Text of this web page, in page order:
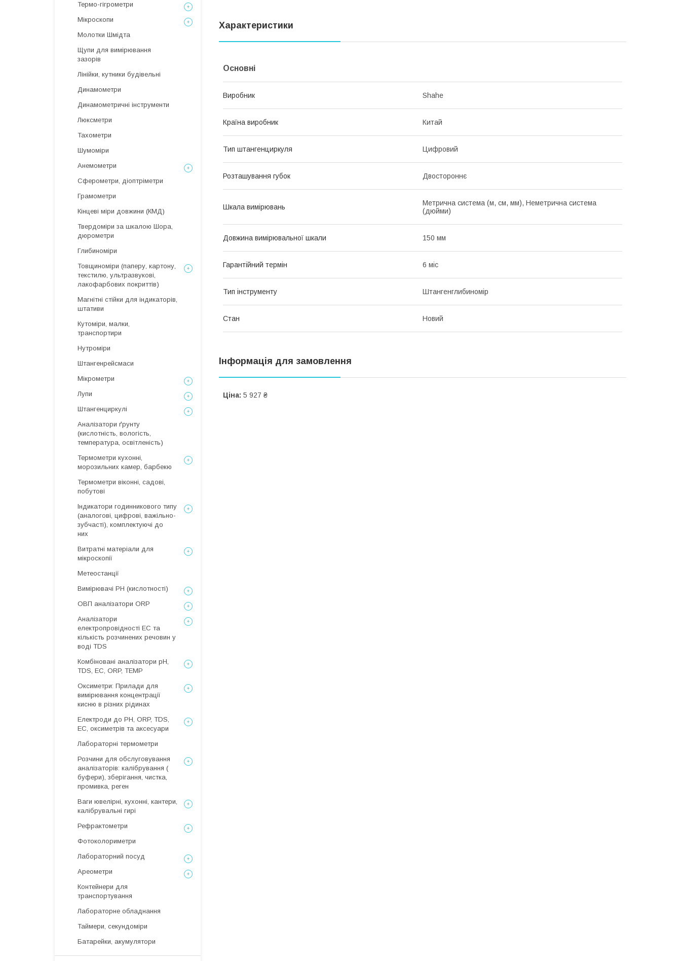
Характеристики
Основні
Виробник Shahe
Країна виробник Китай
Тип штангенциркуля Цифровий
Розташування губок Двостороннє
Шкала вимірювань
Метрична система (м, см, мм), Неметрична система
(дюйми)
Довжина вимірювальної шкали 150 мм
Гарантійний термін 6 міс
Тип інструменту Штангенглибиномір
Стан Новий
Інформація для замовлення
Ціна: 5 927 ₴
Термо-гігрометри
Мікроскопи
Молотки Шмідта
Щупи для вимірювання
зазорів
Лінійки, кутники будівельні
Динамометри
Динамометричні інструменти
Люксметри
Тахометри
Шумоміри
Анемометри
Сферометри, діоптріметри
Грамометри
Кінцеві міри довжини (КМД)
Твердоміри за шкалою Шора,
дюрометри
Глибиноміри
Товщиноміри (паперу, картону,
текстилю, ультразвукові,
лакофарбових покриттів)
Магнітні стійки для індикаторів,
штативи
Кутоміри, малки,
транспортири
Нутроміри
Штангенрейсмаси
Мікрометри
Лупи
Штангенциркулі
Аналізатори ґрунту
(кислотність, вологість,
температура, освітленість)
Термометри кухонні,
морозильних камер, барбекю
Термометри віконні, садові,
побутові
Індикатори годинникового типу
(аналогові, цифрові, важільно-
зубчасті), комплектуючі до
них
Витратні матеріали для
мікроскопії
Метеостанції
Вимірювачі РН (кислотності)
ОВП аналізатори ORP
Аналізатори
електропровідності EC та
кількість розчинених речовин у
воді TDS
Комбіновані аналізатори pH,
TDS, EC, ORP, TEMP
Оксиметри: Прилади для
вимірювання концентрації
кисню в різних рідинах
Електроди до PH, ORP, TDS,
EC, оксиметрів та аксесуари
Лабораторні термометри
Розчини для обслуговування
аналізаторів: калібрування (
буфери), зберігання, чистка,
промивка, реген
Ваги ювелірні, кухонні, кантери,
калібрувальні гирі
Рефрактометри
Фотоколориметри
Лабораторний посуд
Ареометри
Контейнери для
транспортування
Лабораторне обладнання
Таймери, секундоміри
Батарейки, акумулятори